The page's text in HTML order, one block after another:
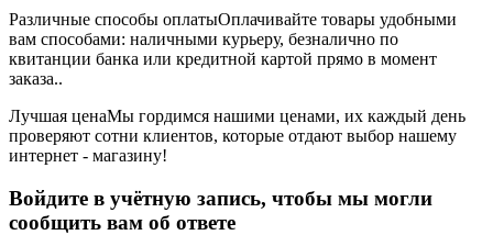
Различные способы оплатыОплачивайте товары удобными
вам способами: наличными курьеру, безналично по
квитанции банка или кредитной картой прямо в момент
заказа..
Лучшая ценаМы гордимся нашими ценами, их каждый день
проверяют сотни клиентов, которые отдают выбор нашему
интернет - магазину!
Войдите в учётную запись, чтобы мы могли
сообщить вам об ответе